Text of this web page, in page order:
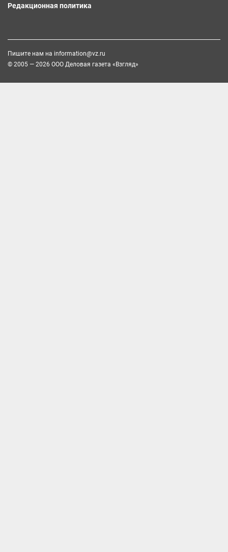
Редакционная политика
Пишите нам на information@vz.ru
© 2005 — 2026 ООО Деловая газета «Взгляд»